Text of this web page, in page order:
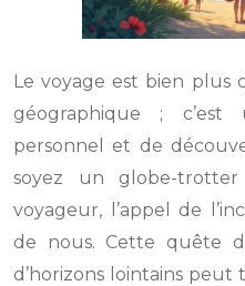
Le voyage est bien plus
géographique ; c’est
personnel et de
soyez un globe-
voyageur, l’appel de
de nous. Cette quête
d’horizons lointains